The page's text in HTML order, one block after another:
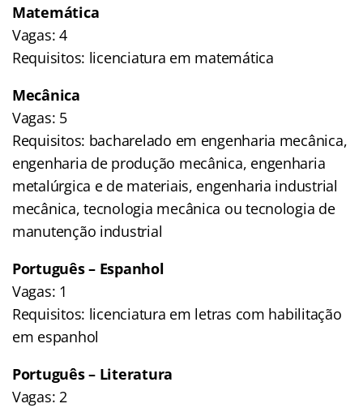
Matemática
Vagas: 4
Requisitos: licenciatura em matemática
Mecânica
Vagas: 5
Requisitos: bacharelado em engenharia mecânica,
engenharia de produção mecânica, engenharia
metalúrgica e de materiais, engenharia industrial
mecânica, tecnologia mecânica ou tecnologia de
manutenção industrial
Português – Espanhol
Vagas: 1
Requisitos: licenciatura em letras com habilitação
em espanhol
Português – Literatura
Vagas: 2